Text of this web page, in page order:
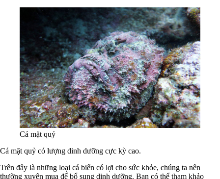
Cá mặt quỷ
Cá mặt quỷ có lượng dinh dưỡng cực kỳ cao.
Trên đây là những loại cá biển có lợi cho sức khỏe, chúng ta nên
thường xuyên mua để bổ sung dinh dưỡng. Bạn có thể tham khảo